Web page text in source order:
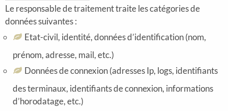
Le responsable de traitement traite les catégories de
données suivantes :
Etat-civil, identité, données d’identification (nom,
prénom, adresse, mail, etc.)
Données de connexion (adresses Ip, logs, identifiants
des terminaux, identifiants de connexion, informations
d’horodatage, etc.)